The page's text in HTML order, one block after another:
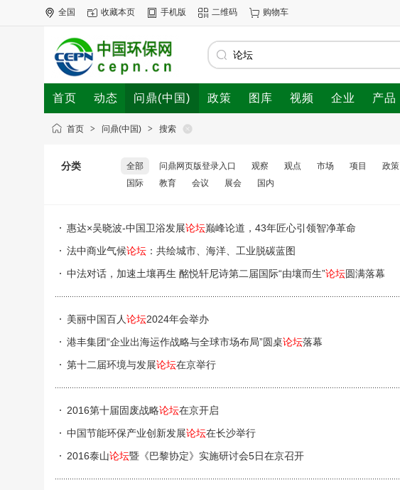
全国 收藏本页 手机版 二维码 购物车
首页 动态 问鼎(中国) 政策 图库 视频 企业 产品
首页 > 问鼎(中国) > 搜索
分类 全部 问鼎网页版登录入口 观察 观点 市场 项目 政策
国际
教育 会议 展会 国内
惠达×吴晓波-中国卫浴发展论坛巅峰论道，43年匠心引领智净革命
法中商业气候论坛 ：共绘城市、海洋、工业脱碳蓝图
中法对话，加速土壤再生 酩悦轩尼诗第二届国际“由壤而生”论坛圆满落幕
美丽中国百人论坛2024年会举办
港丰集团“企业出海运作战略与全球市场布局”圆桌论坛落幕
第十二届环境与发展论坛在京举行
2016第十届固废战略论坛在京开启
中国节能环保产业创新发展论坛在长沙举行
2016泰山论坛暨《巴黎协定》实施研讨会5日在京召开